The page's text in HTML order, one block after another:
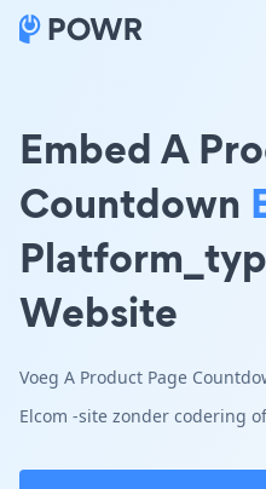
Embed A
Countdown
Website
Voeg A Product Page
Elcom -site zonder codering